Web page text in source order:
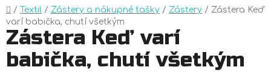
Domov
/ Textil / Zástery a nákupné tašky / Zástery / Zástera Keď
varí babička, chutí všetkým
Zástera Keď varí
babička, chutí všetkým